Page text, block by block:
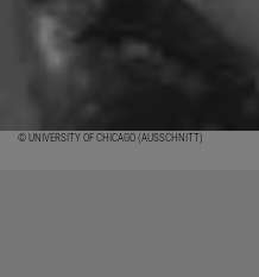
© UNIVERSITY OF CHICAGO (AUSSCHNITT)